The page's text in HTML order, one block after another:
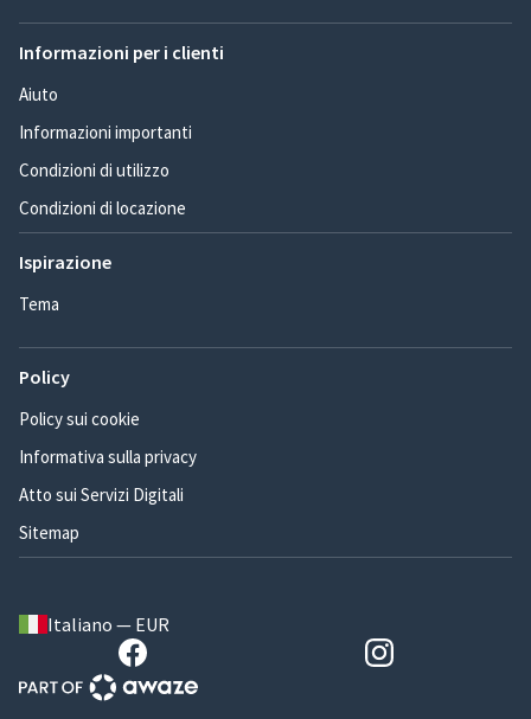
Informazioni per i clienti
Aiuto
Informazioni importanti
Condizioni di utilizzo
Condizioni di locazione
Ispirazione
Tema
Policy
Policy sui cookie
Informativa sulla privacy
Atto sui Servizi Digitali
Sitemap
Italiano — EUR